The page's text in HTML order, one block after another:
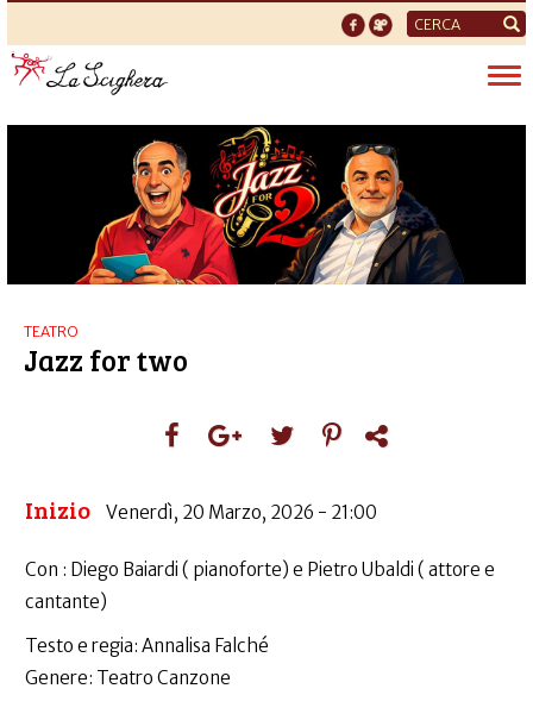
Form
di
ricerca
TEATRO
Jazz for two
Inizio Venerdì, 20 Marzo, 2026 - 21:00
Con : Diego Baiardi ( pianoforte) e Pietro Ubaldi ( attore e
cantante)
Testo e regia: Annalisa Falché
Genere: Teatro Canzone